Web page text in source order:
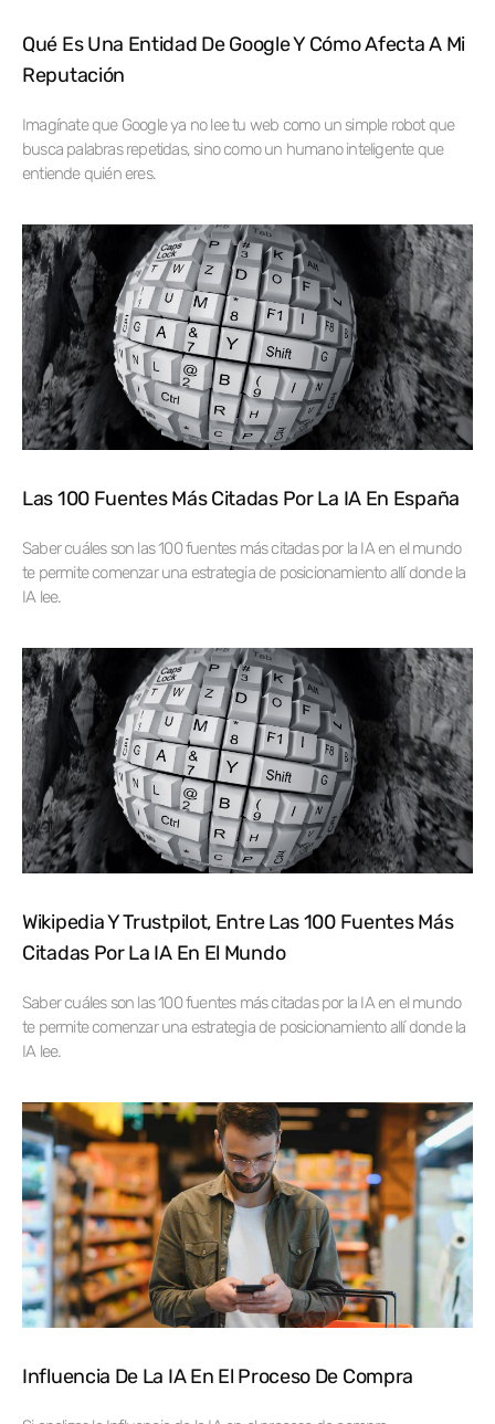
Qué Es Una Entidad De Google Y Cómo Afecta A Mi
Reputación
Imagínate que Google ya no lee tu web como un simple robot que
busca palabras repetidas, sino como un humano inteligente que
entiende quién eres.
Las 100 Fuentes Más Citadas Por La IA En España
Saber cuáles son las 100 fuentes más citadas por la IA en el mundo
te permite comenzar una estrategia de posicionamiento allí donde la
IA lee.
Wikipedia Y Trustpilot, Entre Las 100 Fuentes Más
Citadas Por La IA En El Mundo
Saber cuáles son las 100 fuentes más citadas por la IA en el mundo
te permite comenzar una estrategia de posicionamiento allí donde la
IA lee.
Influencia De La IA En El Proceso De Compra